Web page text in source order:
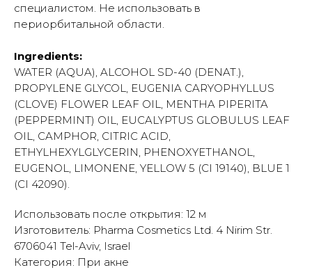
специалистом. Не использовать в
периорбитальной области.
Ingredients:
WATER (AQUA), ALCOHOL SD-40 (DENAT.),
PROPYLENE GLYCOL, EUGENIA CARYOPHYLLUS
(CLOVE) FLOWER LEAF OIL, MENTHA PIPERITA
(PEPPERMINT) OIL, EUCALYPTUS GLOBULUS LEAF
OIL, CAMPHOR, CITRIC ACID,
ETHYLHEXYLGLYCERIN, PHENOXYETHANOL,
EUGENOL, LIMONENE, YELLOW 5 (CI 19140), BLUE 1
(CI 42090).
Использовать после открытия: 12 м
Изготовитель: Pharma Cosmetics Ltd. 4 Nirim Str.
6706041 Tel-Aviv, Israel
Категория: При акне